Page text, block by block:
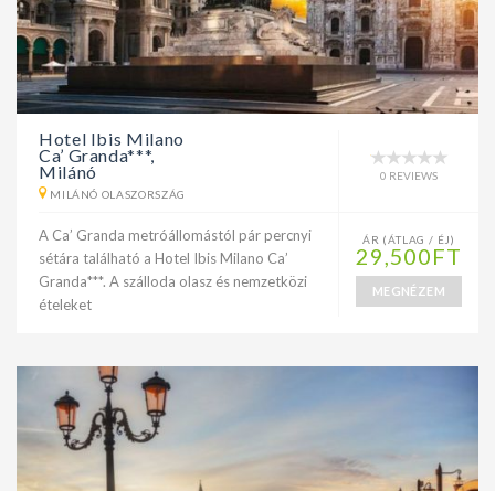
Hotel Ibis Milano
Ca’ Granda***,
Milánó
MILÁNÓ OLASZORSZÁG
0 REVIEWS
A Ca’ Granda metróállomástól pár percnyi
sétára található a Hotel Ibis Milano Ca’
Granda***. A szálloda olasz és nemzetközi
ételeket
ÁR (ÁTLAG / ÉJ)
29,500FT
MEGNÉZEM